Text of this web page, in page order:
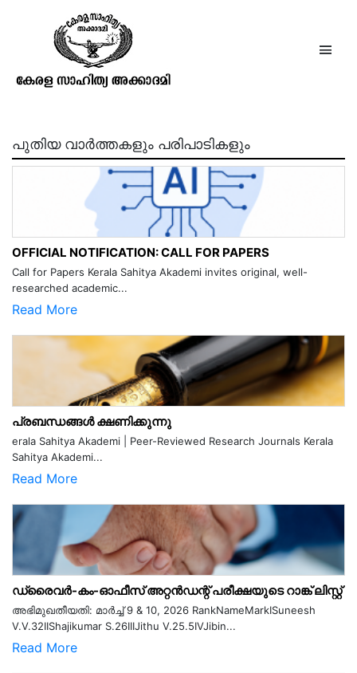
ഗുരുനാഥന്‍ പുസ്തകം7 ലക്കം9
പുതിയ വാർത്തകളും പരിപാടികളും
OFFICIAL NOTIFICATION: CALL FOR PAPERS
Call for Papers Kerala Sahitya Akademi invites original, well-
researched academic...
Read More
പ്രബന്ധങ്ങൾ ക്ഷണിക്കുന്നു
erala Sahitya Akademi | Peer-Reviewed Research Journals Kerala
Sahitya Akademi...
Read More
ഡ്രൈവർ-കം-ഓഫീസ് അറ്റൻഡന്റ് പരീക്ഷയുടെ റാങ്ക് ലിസ്റ്റ്
അഭിമുഖതീയതി: മാർച്ച് 9 & 10, 2026 RankNameMarkISuneesh
V.V.32IIShajikumar S.26IIIJithu V.25.5IVJibin...
Read More